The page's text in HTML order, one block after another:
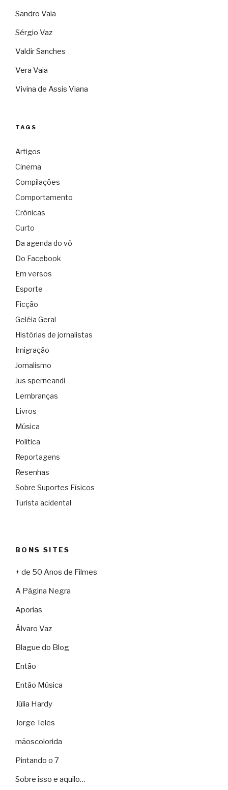
Sandro Vaia
Sérgio Vaz
Valdir Sanches
Vera Vaia
Vivina de Assis Viana
TAGS
Artigos
Cinema
Compilações
Comportamento
Crônicas
Curto
Da agenda do vô
Do Facebook
Em versos
Esporte
Ficção
Geléia Geral
Histórias de jornalistas
Imigração
Jornalismo
Jus sperneandi
Lembranças
Livros
Música
Política
Reportagens
Resenhas
Sobre Suportes Físicos
Turista acidental
BONS SITES
+ de 50 Anos de Filmes
A Página Negra
Aporias
Álvaro Vaz
Blague do Blog
Então
Então Música
Júlia Hardy
Jorge Teles
mãoscolorida
Pintando o 7
Sobre isso e aquilo…